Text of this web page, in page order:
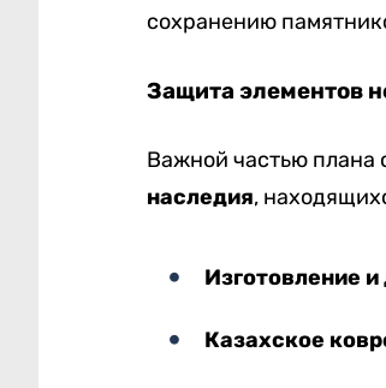
сохранению
Защита элементов
Важной частью плана
наследия,
Изготовление
Казахское